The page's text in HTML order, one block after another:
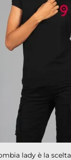
lady è la